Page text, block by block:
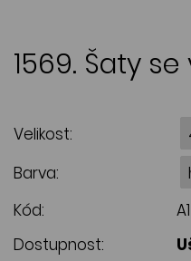
1569. Šaty
Velikost:
Barva:
Kód:
Dostupnost: